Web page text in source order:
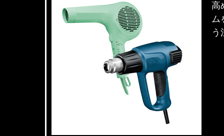
高
ム
う